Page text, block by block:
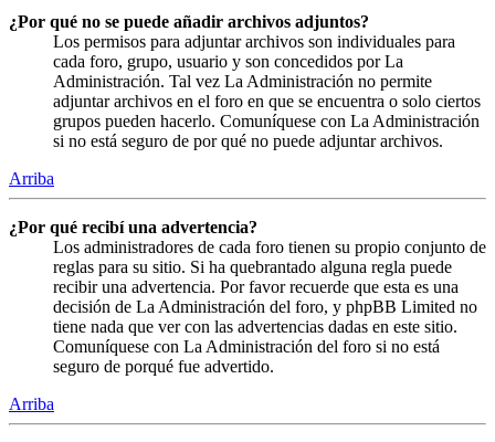
¿Por qué no se puede añadir archivos adjuntos?
Los permisos para adjuntar archivos son individuales para
cada foro, grupo, usuario y son concedidos por La
Administración. Tal vez La Administración no permite
adjuntar archivos en el foro en que se encuentra o solo ciertos
grupos pueden hacerlo. Comuníquese con La Administración
si no está seguro de por qué no puede adjuntar archivos.
Arriba
¿Por qué recibí una advertencia?
Los administradores de cada foro tienen su propio conjunto de
reglas para su sitio. Si ha quebrantado alguna regla puede
recibir una advertencia. Por favor recuerde que esta es una
decisión de La Administración del foro, y phpBB Limited no
tiene nada que ver con las advertencias dadas en este sitio.
Comuníquese con La Administración del foro si no está
seguro de porqué fue advertido.
Arriba